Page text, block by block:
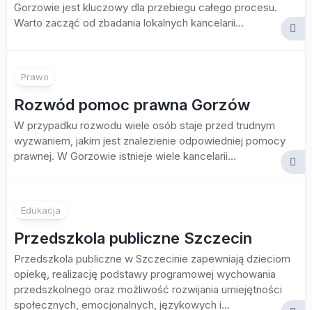
Gorzowie jest kluczowy dla przebiegu całego procesu.
Warto zacząć od zbadania lokalnych kancelarii...
Prawo
Rozwód pomoc prawna Gorzów
W przypadku rozwodu wiele osób staje przed trudnym
wyzwaniem, jakim jest znalezienie odpowiedniej pomocy
prawnej. W Gorzowie istnieje wiele kancelarii...
Edukacja
Przedszkola publiczne Szczecin
Przedszkola publiczne w Szczecinie zapewniają dzieciom
opiekę, realizację podstawy programowej wychowania
przedszkolnego oraz możliwość rozwijania umiejętności
społecznych, emocjonalnych, językowych i...